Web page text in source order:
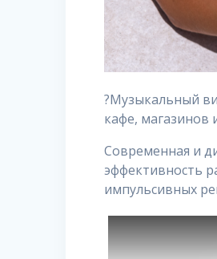
?Музыкальный
кафе, магазинов
Современная и
эффективность
импульсивных